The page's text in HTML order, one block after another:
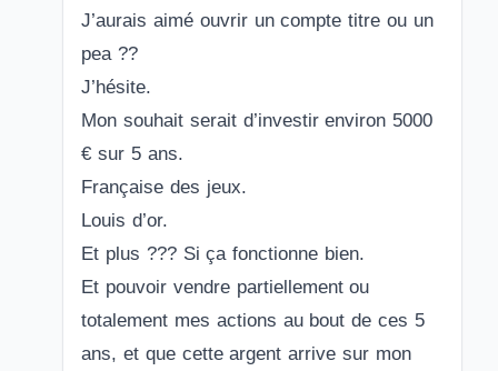
J’aurais aimé ouvrir un compte titre ou un
pea ??
J’hésite.
Mon souhait serait d’investir environ 5000
€ sur 5 ans.
Française des jeux.
Louis d’or.
Et plus ??? Si ça fonctionne bien.
Et pouvoir vendre partiellement ou
totalement mes actions au bout de ces 5
ans, et que cette argent arrive sur mon